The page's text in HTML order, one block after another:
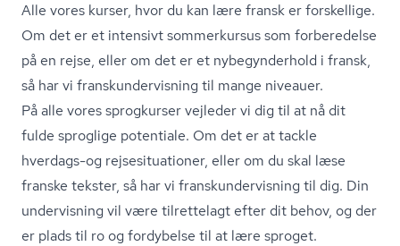
Alle vores kurser, hvor du kan lære fransk er forskellige.
Om det er et intensivt sommerkursus som forberedelse
på en rejse, eller om det er et nybegynderhold i fransk,
så har vi fran­skun­der­vis­ning til mange niveauer.
På alle vores sprogkurser vejleder vi dig til at nå dit
fulde sproglige potentiale. Om det er at tackle
hverdags-og rej­se­si­tu­a­tio­ner, eller om du skal læse
franske tekster, så har vi fran­skun­der­vis­ning til dig. Din
undervisning vil være tilrettelagt efter dit behov, og der
er plads til ro og fordybelse til at lære sproget.